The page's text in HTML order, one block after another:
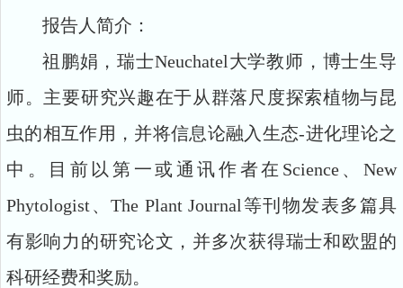
报告人简介：
祖鹏娟，瑞士Neuchatel大学教师，博士生导
师。主要研究兴趣在于从群落尺度探索植物与昆
虫的相互作用，并将信息论融入生态-进化理论之
中。目前以第一或通讯作者在Science、New
Phytologist、The Plant Journal等刊物发表多篇具
有影响力的研究论文，并多次获得瑞士和欧盟的
科研经费和奖励。